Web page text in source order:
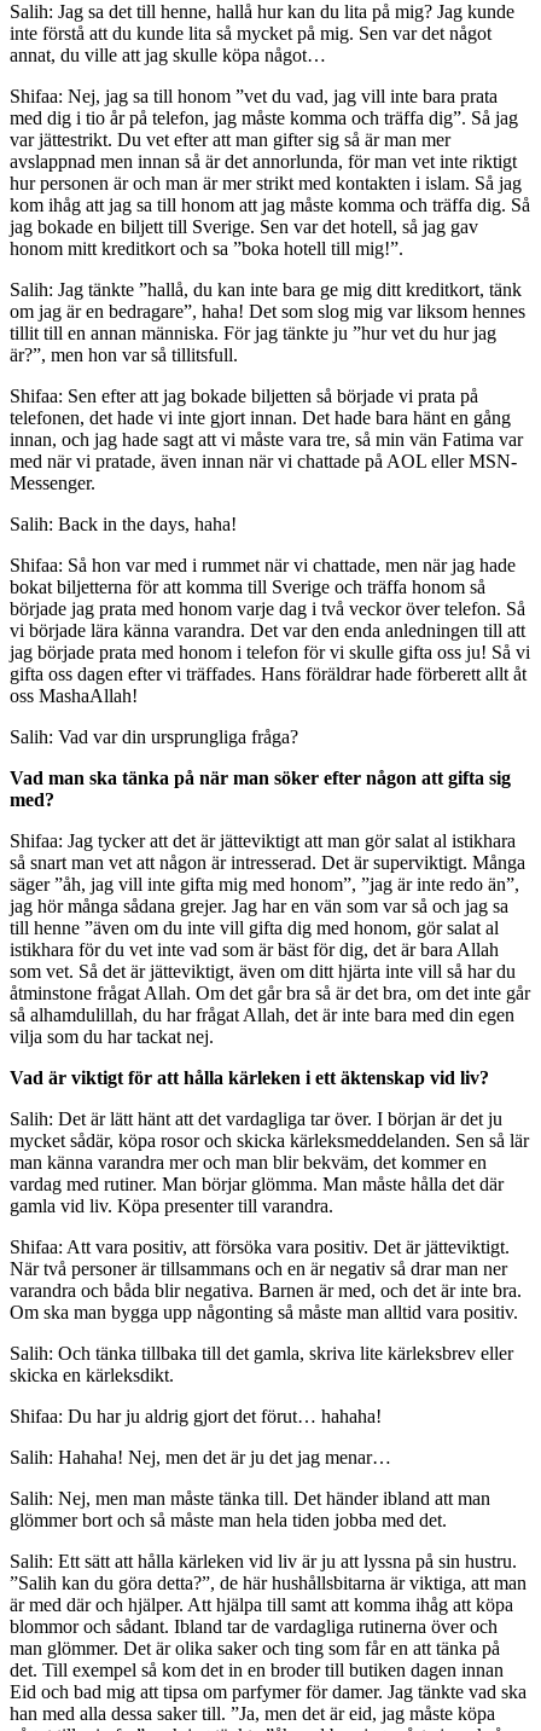
Salih: Jag sa det till henne, hallå hur kan du lita på mig? Jag kunde
inte förstå att du kunde lita så mycket på mig. Sen var det något
annat, du ville att jag skulle köpa något…
Shifaa: Nej, jag sa till honom ”vet du vad, jag vill inte bara prata
med dig i tio år på telefon, jag måste komma och träffa dig”. Så jag
var jättestrikt. Du vet efter att man gifter sig så är man mer
avslappnad men innan så är det annorlunda, för man vet inte riktigt
hur personen är och man är mer strikt med kontakten i islam. Så jag
kom ihåg att jag sa till honom att jag måste komma och träffa dig. Så
jag bokade en biljett till Sverige. Sen var det hotell, så jag gav
honom mitt kreditkort och sa ”boka hotell till mig!”.
Salih: Jag tänkte ”hallå, du kan inte bara ge mig ditt kreditkort, tänk
om jag är en bedragare”, haha! Det som slog mig var liksom hennes
tillit till en annan människa. För jag tänkte ju ”hur vet du hur jag
är?”, men hon var så tillitsfull.
Shifaa: Sen efter att jag bokade biljetten så började vi prata på
telefonen, det hade vi inte gjort innan. Det hade bara hänt en gång
innan, och jag hade sagt att vi måste vara tre, så min vän Fatima var
med när vi pratade, även innan när vi chattade på AOL eller MSN-
Messenger.
Salih: Back in the days, haha!
Shifaa: Så hon var med i rummet när vi chattade, men när jag hade
bokat biljetterna för att komma till Sverige och träffa honom så
började jag prata med honom varje dag i två veckor över telefon. Så
vi började lära känna varandra. Det var den enda anledningen till att
jag började prata med honom i telefon för vi skulle gifta oss ju! Så vi
gifta oss dagen efter vi träffades. Hans föräldrar hade förberett allt åt
oss MashaAllah!
Salih: Vad var din ursprungliga fråga?
Vad man ska tänka på när man söker efter någon att gifta sig
med?
Shifaa: Jag tycker att det är jätteviktigt att man gör salat al istikhara
så snart man vet att någon är intresserad. Det är superviktigt. Många
säger ”åh, jag vill inte gifta mig med honom”, ”jag är inte redo än”,
jag hör många sådana grejer. Jag har en vän som var så och jag sa
till henne ”även om du inte vill gifta dig med honom, gör salat al
istikhara för du vet inte vad som är bäst för dig, det är bara Allah
som vet. Så det är jätteviktigt, även om ditt hjärta inte vill så har du
åtminstone frågat Allah. Om det går bra så är det bra, om det inte går
så alhamdulillah, du har frågat Allah, det är inte bara med din egen
vilja som du har tackat nej.
Vad är viktigt för att hålla kärleken i ett äktenskap vid liv?
Salih: Det är lätt hänt att det vardagliga tar över. I början är det ju
mycket sådär, köpa rosor och skicka kärleksmeddelanden. Sen så lär
man känna varandra mer och man blir bekväm, det kommer en
vardag med rutiner. Man börjar glömma. Man måste hålla det där
gamla vid liv. Köpa presenter till varandra.
Shifaa: Att vara positiv, att försöka vara positiv. Det är jätteviktigt.
När två personer är tillsammans och en är negativ så drar man ner
varandra och båda blir negativa. Barnen är med, och det är inte bra.
Om ska man bygga upp någonting så måste man alltid vara positiv.
Salih: Och tänka tillbaka till det gamla, skriva lite kärleksbrev eller
skicka en kärleksdikt.
Shifaa: Du har ju aldrig gjort det förut… hahaha!
Salih: Hahaha! Nej, men det är ju det jag menar…
Salih: Nej, men man måste tänka till. Det händer ibland att man
glömmer bort och så måste man hela tiden jobba med det.
Salih: Ett sätt att hålla kärleken vid liv är ju att lyssna på sin hustru.
”Salih kan du göra detta?”, de här hushållsbitarna är viktiga, att man
är med där och hjälper. Att hjälpa till samt att komma ihåg att köpa
blommor och sådant. Ibland tar de vardagliga rutinerna över och
man glömmer. Det är olika saker och ting som får en att tänka på
det. Till exempel så kom det in en broder till butiken dagen innan
Eid och bad mig att tipsa om parfymer för damer. Jag tänkte vad ska
han med alla dessa saker till. ”Ja, men det är eid, jag måste köpa